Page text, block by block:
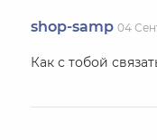
shop-samp 04
Как с тобой